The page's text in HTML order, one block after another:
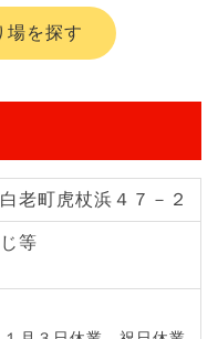
場を探す
老町虎杖浜４７－２
等